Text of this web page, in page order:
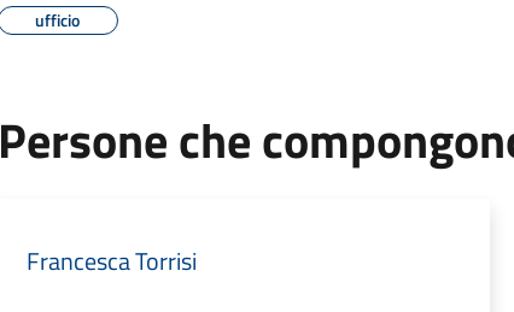
ufficio
Persone che
Francesca Torrisi